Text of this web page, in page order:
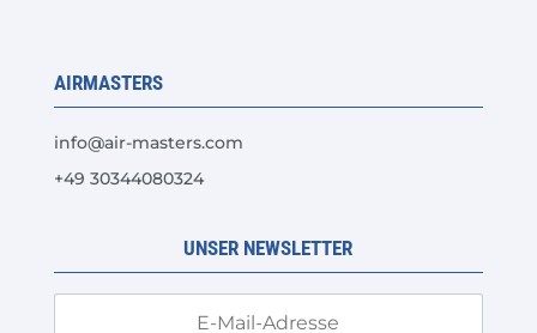
AIRMASTERS
info@air-masters.com
+49 30344080324
UNSER NEWSLETTER